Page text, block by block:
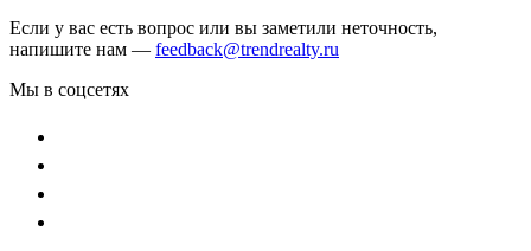
Если у вас есть вопрос или вы заметили неточность,
напишите нам — feedback@trendrealty.ru
Мы в соцсетях